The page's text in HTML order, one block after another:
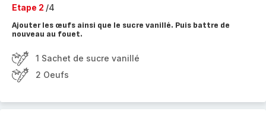
Etape 2 /4
Ajouter les œufs ainsi que le sucre vanillé. Puis battre de
nouveau au fouet.
1 Sachet de sucre vanillé
2 Oeufs